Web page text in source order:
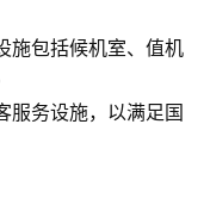
施包括候机室、值机
服务设施，以满足国